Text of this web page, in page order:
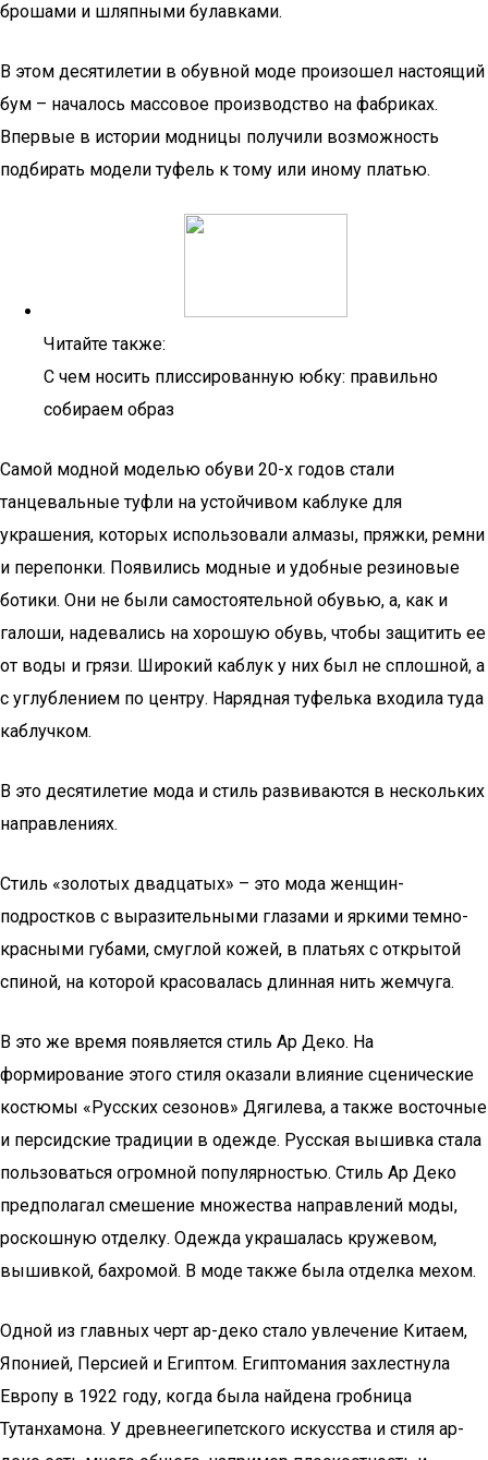
брошами и шляпными булавками.
В этом десятилетии в обувной моде произошел настоящий
бум – началось массовое производство на фабриках.
Впервые в истории модницы получили возможность
подбирать модели туфель к тому или иному платью.
Читайте также:
С чем носить плиссированную юбку: правильно
собираем образ
Самой модной моделью обуви 20-х годов стали
танцевальные туфли на устойчивом каблуке для
украшения, которых использовали алмазы, пряжки, ремни
и перепонки. Появились модные и удобные резиновые
ботики. Они не были самостоятельной обувью, а, как и
галоши, надевались на хорошую обувь, чтобы защитить ее
от воды и грязи. Широкий каблук у них был не сплошной, а
с углублением по центру. Нарядная туфелька входила туда
каблучком.
В это десятилетие мода и стиль развиваются в нескольких
направлениях.
Стиль «золотых двадцатых» – это мода женщин-
подростков с выразительными глазами и яркими темно-
красными губами, смуглой кожей, в платьях с открытой
спиной, на которой красовалась длинная нить жемчуга.
В это же время появляется стиль Ар Деко. На
формирование этого стиля оказали влияние сценические
костюмы «Русских сезонов» Дягилева, а также восточные
и персидские традиции в одежде. Русская вышивка стала
пользоваться огромной популярностью. Стиль Ар Деко
предполагал смешение множества направлений моды,
роскошную отделку. Одежда украшалась кружевом,
вышивкой, бахромой. В моде также была отделка мехом.
Одной из главных черт ар-деко стало увлечение Китаем,
Японией, Персией и Египтом. Египтомания захлестнула
Европу в 1922 году, когда была найдена гробница
Тутанхамона. У древнеегипетского искусства и стиля ар-